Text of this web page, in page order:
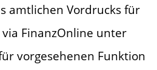
amtlichen Vordrucks für
FinanzOnline unter
vorgesehenen Funktion